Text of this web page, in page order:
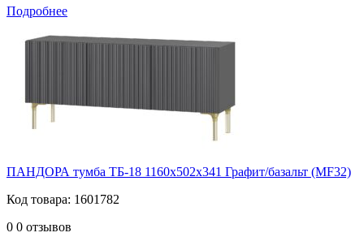
Подробнее
ПАНДОРА тумба ТБ-18 1160х502х341 Графит/базальт (MF32)
Код товара: 1601782
0 0 отзывов